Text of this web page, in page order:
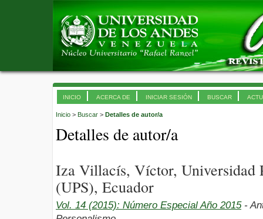
INICIO ACERCA DE INICIAR SESIÓN BUSCAR
Inicio > Buscar > Detalles de autor/a
Detalles de autor/a
Iza Villacís, Víctor, Universidad
(UPS), Ecuador
Vol. 14 (2015): Número Especial Año 2015-